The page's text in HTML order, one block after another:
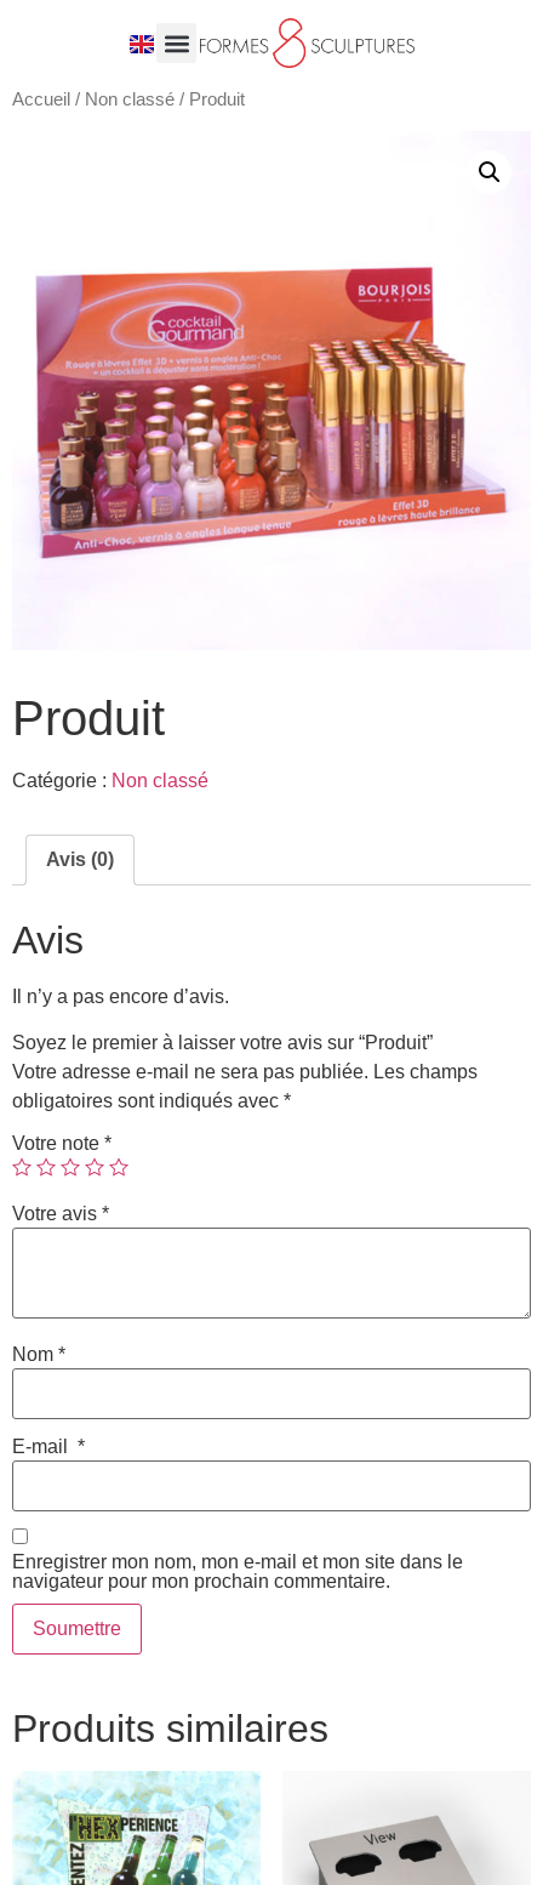
Accueil / Non classé / Produit
Produit
Catégorie : Non classé
Avis (0)
Avis
Il n’y a pas encore d’avis.
Soyez le premier à laisser votre avis sur “Produit”
Votre adresse e-mail ne sera pas publiée. Les champs
obligatoires sont indiqués avec *
Votre note *
Votre avis *
Nom *
E-mail *
Enregistrer mon nom, mon e-mail et mon site dans le
navigateur pour mon prochain commentaire.
Produits similaires